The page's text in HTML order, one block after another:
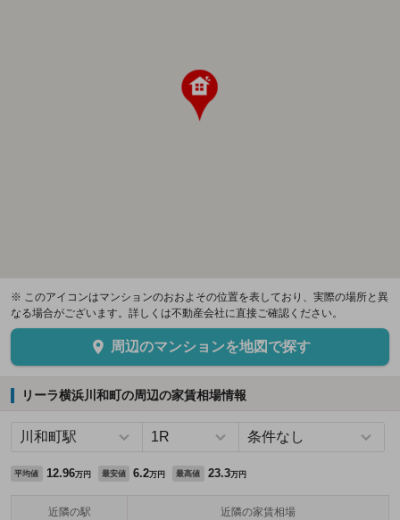
※ このアイコンはマンションのおおよその位置を表しており、実際の場所と異
なる場合がございます。詳しくは不動産会社に直接ご確認ください。
周辺のマンションを地図で探す
リーラ横浜川和町の周辺の家賃相場情報
平均値 12.96万円 最安値 6.2万円 最高値 23.3万円
近隣の駅 近隣の家賃相場